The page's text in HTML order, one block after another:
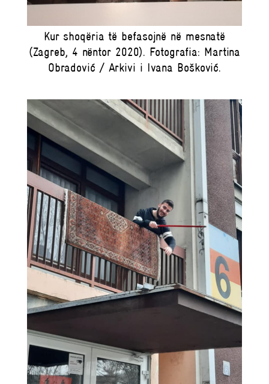
Kur shoqëria të befasojnë në mesnatë
(Zagreb, 4 nëntor 2020). Fotografia: Martina
Obradović / Arkivi i Ivana Bošković.